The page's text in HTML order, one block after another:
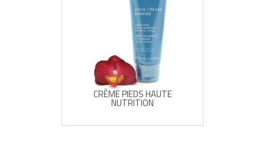
CRÈME PIEDS HAUTE
NUTRITION